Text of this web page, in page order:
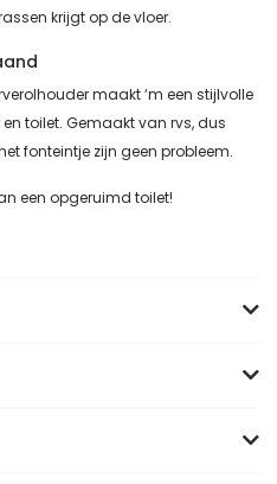
krijgt op de vloer.
maakt ‘m een stijlvolle
toilet. Gemaakt van rvs, dus
fonteintje zijn geen probleem.
een opgeruimd toilet!
in de XIVADA